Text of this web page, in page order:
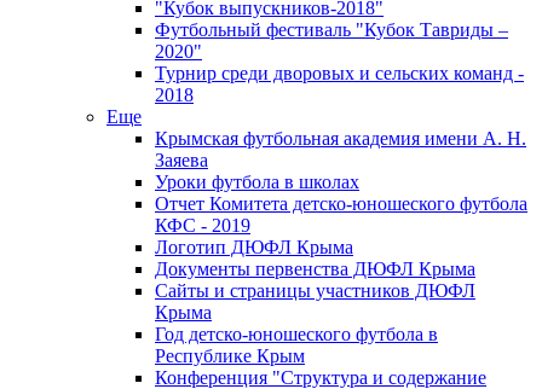
"Кубок выпускников-2018"
Футбольный фестиваль "Кубок Тавриды –
2020"
Турнир среди дворовых и сельских команд -
2018
Еще
Крымская футбольная академия имени А. Н.
Заяева
Уроки футбола в школах
Отчет Комитета детско-юношеского футбола
КФС - 2019
Логотип ДЮФЛ Крыма
Документы первенства ДЮФЛ Крыма
Сайты и страницы участников ДЮФЛ
Крыма
Год детско-юношеского футбола в
Республике Крым
Конференция "Структура и содержание